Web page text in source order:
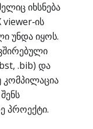
იხსნება
უნდა იყოს.
.bib) და
კომპილაცია
პროექტი.